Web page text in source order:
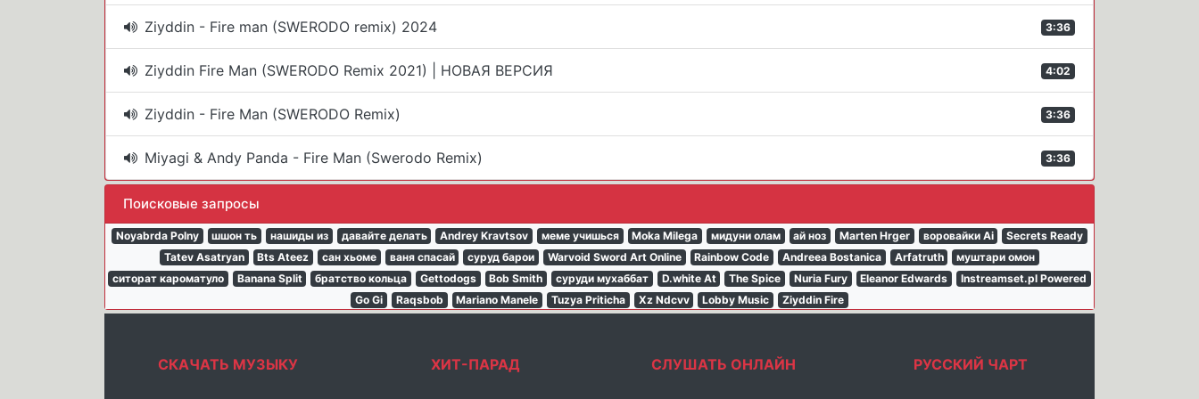
3:36
Ziyddin - Fire man (SWERODO remix) 2024
4:02
Ziyddin Fire Man (SWERODO Remix 2021) | НОВАЯ ВЕРСИЯ
3:36
Ziyddin - Fire Man (SWERODO Remix)
3:36
Miyagi & Andy Panda - Fire Man (Swerodo Remix)
Поисковые запросы
Noyabrda Polny шшон ть нашиды из давайте делать Andrey Kravtsov меме учишься Moka Milega мидуни олам ай ноз Marten Hrger воровайки Ai
Secrets Ready
Tatev Asatryan
Bts Ateez сан хьоме ваня спасай суруд барои Warvoid Sword Art Online Rainbow Code Andreea Bostanica Arfatruth
муштари омон
ситорат кароматуло
Banana Split братство кольца Gettodogs Bob Smith суруди мухаббат D.white At The Spice Nuria Fury Eleanor Edwards
Instreamset.pl Powered
Go Gi
Raqsbob Mariano Manele Tuzya Priticha Xz Ndcvv Lobby Music Ziyddin Fire
СКАЧАТЬ МУЗЫКУ ХИТ-ПАРАД СЛУШАТЬ ОНЛАЙН РУССКИЙ ЧАРТ